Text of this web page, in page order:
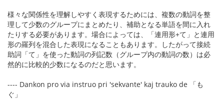
様々な関係性を理解しやすく表現するためには、複数の動詞を整
理して少数のグループにまとめたり、補助となる単語を間に入れ
たりする必要があります。場合によっては、「連用形+て」と連用
形の羅列を混合した表現になることもあります。したがって接続
助詞「て」を使った動詞の列記数（グループ内の動詞の数）は必
然的に比較的少数になるのだと思います。
---- Dankon pro via instruo pri 'sekvante' kaj trauko de 「も
ぐ」